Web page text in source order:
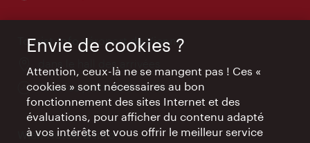
Tourist-Info aéroport de Vienne
Horaires
d'ouverture:
Tous les jours de 9h à 18h
Wien Hotels & Info
Envie de cookies ?
Attention, ceux-là ne se mangent pas ! Ces «
cookies » sont nécessaires au bon
fonctionnement des sites Internet et des
évaluations, pour afficher du contenu adapté
à vos intérêts et vous offrir le meilleur service